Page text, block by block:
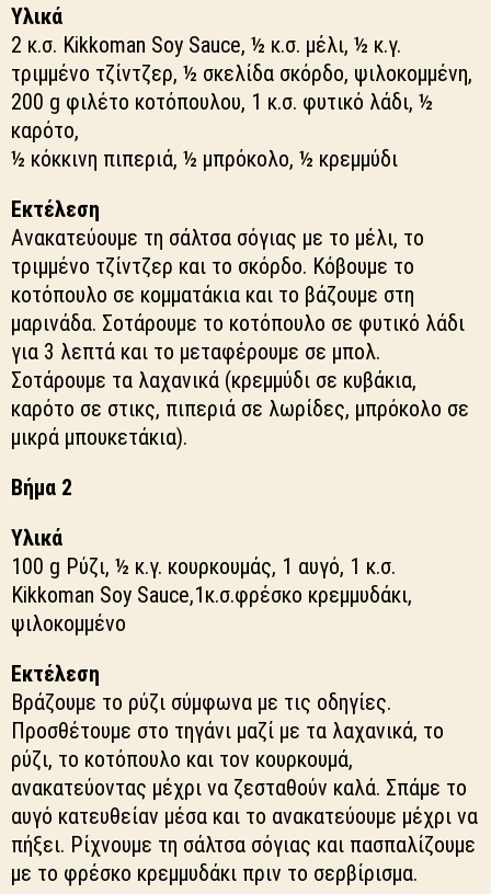
Υλικά
2 κ.σ. Kikkoman Soy Sauce, ½ κ.σ. μέλι, ½ κ.γ.
τριμμένο τζίντζερ, ½ σκελίδα σκόρδο, ψιλοκομμένη,
200 g φιλέτο κοτόπουλου, 1 κ.σ. φυτικό λάδι, ½
καρότο,
½ κόκκινη πιπεριά, ½ μπρόκολο, ½ κρεμμύδι
Εκτέλεση
Ανακατεύουμε τη σάλτσα σόγιας με το μέλι, το
τριμμένο τζίντζερ και το σκόρδο. Κόβουμε το
κοτόπουλο σε κομματάκια και το βάζουμε στη
μαρινάδα. Σοτάρουμε το κοτόπουλο σε φυτικό λάδι
για 3 λεπτά και το μεταφέρουμε σε μπολ.
Σοτάρουμε τα λαχανικά (κρεμμύδι σε κυβάκια,
καρότο σε στικς, πιπεριά σε λωρίδες, μπρόκολο σε
μικρά μπουκετάκια).
Βήμα 2
Υλικά
100 g Ρύζι, ½ κ.γ. κουρκουμάς, 1 αυγό, 1 κ.σ.
Kikkoman Soy Sauce,1κ.σ.φρέσκο κρεμμυδάκι,
ψιλοκομμένο
Εκτέλεση
Βράζουμε το ρύζι σύμφωνα με τις οδηγίες.
Προσθέτουμε στο τηγάνι μαζί με τα λαχανικά, το
ρύζι, το κοτόπουλο και τον κουρκουμά,
ανακατεύοντας μέχρι να ζεσταθούν καλά. Σπάμε το
αυγό κατευθείαν μέσα και το ανακατεύουμε μέχρι να
πήξει. Ρίχνουμε τη σάλτσα σόγιας και πασπαλίζουμε
με το φρέσκο κρεμμυδάκι πριν το σερβίρισμα.